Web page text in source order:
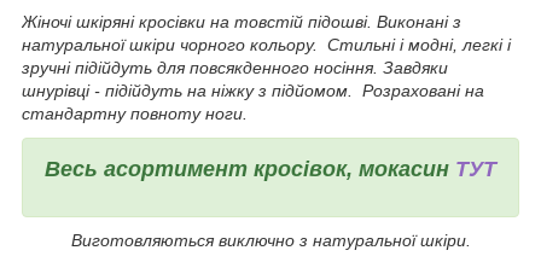
Жіночі шкіряні кросівки на товстій підошві. Виконані з
натуральної шкіри чорного кольору.
Стильні і модні, легкі і
зручні підійдуть для повсякденного носіння. Завдяки
шнурівці - підійдуть на ніжку з підйомом.
Розраховані на
стандартну повноту ноги.
Весь асортимент кросівок, мокасин ТУТ
Виготовляються виключно з натуральної шкіри.